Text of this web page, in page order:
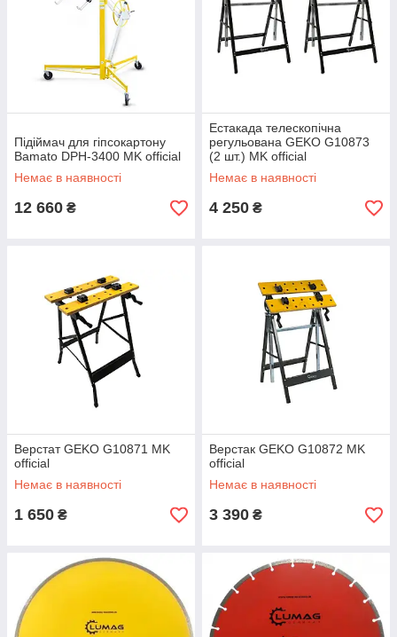
Підіймач для гіпсокартону
Bamato DPH-3400 MK official
Немає в наявності
12 660 ₴
Естакада телескопічна
регульована GEKO G10873
(2 шт.) MK official
Немає в наявності
4 250 ₴
Верстат GEKO G10871 MK
official
Немає в наявності
1 650 ₴
Верстак GEKO G10872 MK
official
Немає в наявності
3 390 ₴